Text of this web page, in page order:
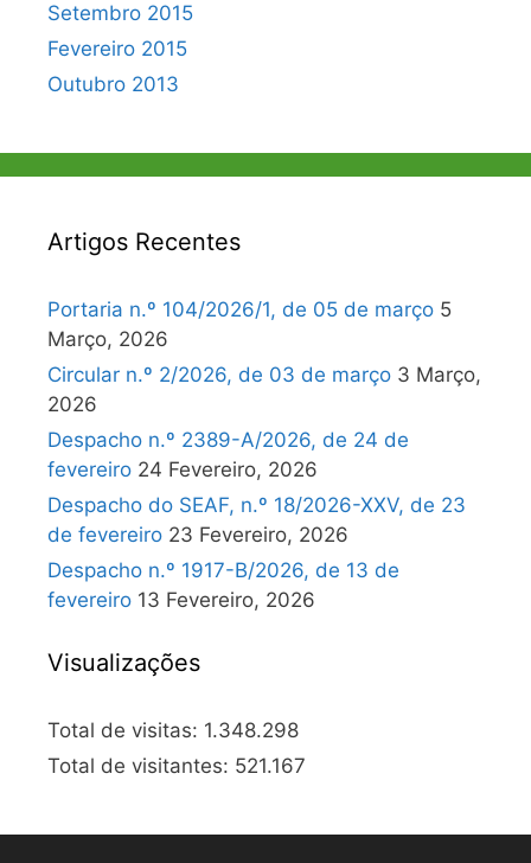
Setembro 2015
Fevereiro 2015
Outubro 2013
Artigos Recentes
Portaria n.º 104/2026/1, de 05 de março 5
Março, 2026
Circular n.º 2/2026, de 03 de março 3 Março,
2026
Despacho n.º 2389-A/2026, de 24 de
fevereiro 24 Fevereiro, 2026
Despacho do SEAF, n.º 18/2026-XXV, de 23
de fevereiro 23 Fevereiro, 2026
Despacho n.º 1917-B/2026, de 13 de
fevereiro 13 Fevereiro, 2026
Visualizações
Total de visitas: 1.348.298
Total de visitantes: 521.167